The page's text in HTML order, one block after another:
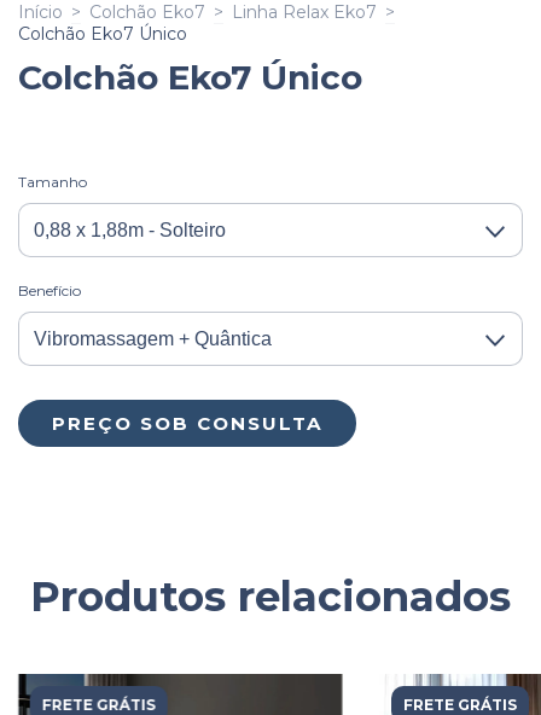
Início > Colchão Eko7 > Linha Relax Eko7 >
Colchão Eko7 Único
Colchão Eko7 Único
Tamanho
Benefício
Produtos relacionados
FRETE GRÁTIS FRETE GRÁTIS